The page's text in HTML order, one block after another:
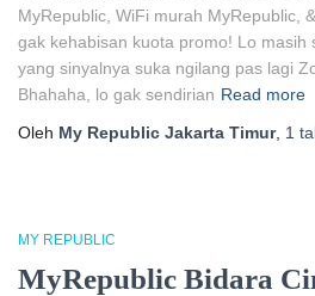
MyRepublic, WiFi murah MyRepublic,
gak kehabisan kuota promo! Lo masih
yang sinyalnya suka ngilang pas lagi
Bhahaha, lo gak sendirian Read more
Oleh My Republic Jakarta Timur, 1
MY REPUBLIC
MyRepublic Bidara